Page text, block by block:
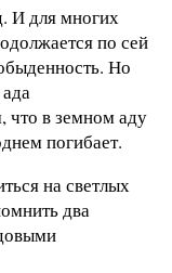
И для многих
по сей
Но
что в земном аду
погибает.
на светлых
два